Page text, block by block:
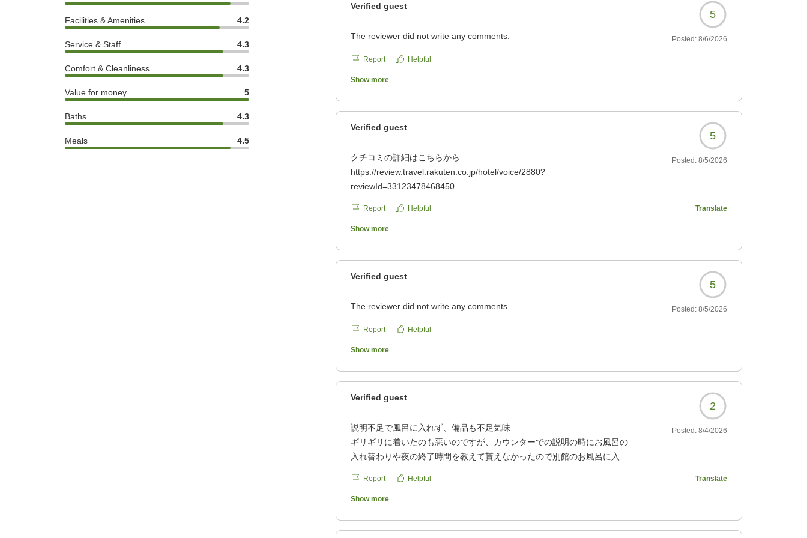
Facilities & Amenities 4.2
Service & Staff 4.3
Comfort & Cleanliness 4.3
Value for money 5
Baths 4.3
Meals 4.5
Verified guest
5
The reviewer did not write any comments. Posted: 8/6/2026
Report Helpful
Show more
Verified guest
5
クチコミの詳細はこちらから
https://review.travel.rakuten.co.jp/hotel/voice/2880?
reviewId=33123478468450
Posted: 8/5/2026
Report Helpful Translate
Show more
Verified guest
5
The reviewer did not write any comments. Posted: 8/5/2026
Report Helpful
Show more
Verified guest
2
説明不足で風呂に入れず、備品も不足気味
ギリギリに着いたのも悪いのですが、カウンターでの説明の時にお風呂の
入れ替わりや夜の終了時間を教えて貰えなかったので別館のお風呂に入れ
選べる浴衣はサイズが無かったり、帯は私達はギリギリ有りましたが、私
Posted: 8/4/2026
Report Helpful Translate
Show more